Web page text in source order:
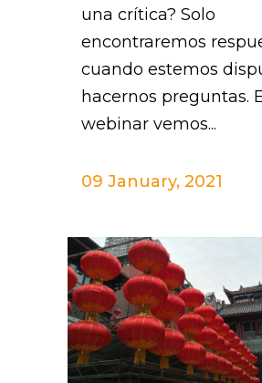
una crítica? Solo
encontraremos
cuando estemos
hacernos preguntas.
webinar vemos...
09 January, 2021